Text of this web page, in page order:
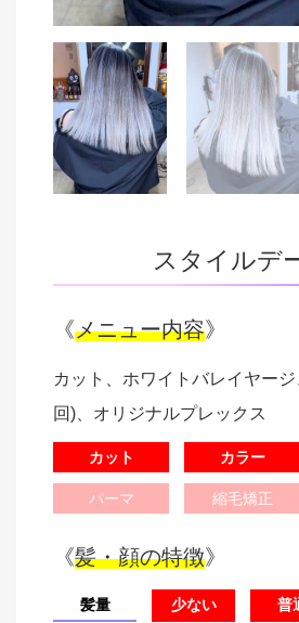
スタイルデ
《メニュー内容》
カット、ホワイトバレイヤージ
回)、オリジナルプレックス
カット カラー
パーマ 縮毛矯正
《髪・顔の特徴》
髪量 少ない 普